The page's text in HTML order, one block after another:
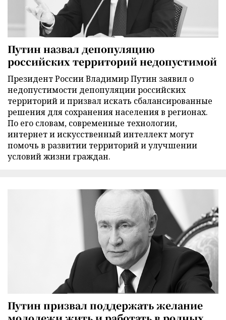
Путин назвал депопуляцию
российских территорий недопустимой
Президент России Владимир Путин заявил о
недопустимости депопуляции российских
территорий и призвал искать сбалансированные
решения для сохранения населения в регионах.
По его словам, современные технологии,
интернет и искусственный интеллект могут
помочь в развитии территорий и улучшении
условий жизни граждан.
Путин призвал поддержать желание